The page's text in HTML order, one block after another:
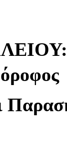
όροφος